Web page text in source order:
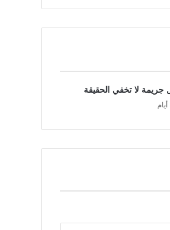
جريمة لا تخفي الحقيقة